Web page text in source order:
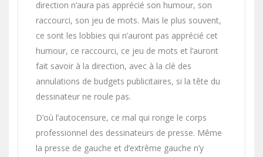
direction n’aura pas apprécié son humour, son
raccourci, son jeu de mots. Mais le plus souvent,
ce sont les lobbies qui n’auront pas apprécié cet
humour, ce raccourci, ce jeu de mots et l’auront
fait savoir à la direction, avec à la clé des
annulations de budgets publicitaires, si la tête du
dessinateur ne roule pas.
D’où l’autocensure, ce mal qui ronge le corps
professionnel des dessinateurs de presse. Même
la presse de gauche et d’extrême gauche n’y